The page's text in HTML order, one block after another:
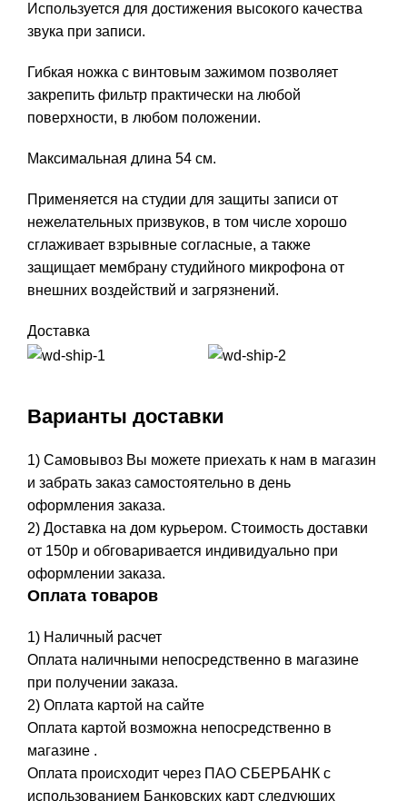
Используется для достижения высокого качества
звука при записи.
Гибкая ножка с винтовым зажимом позволяет
закрепить фильтр практически на любой
поверхности, в любом положении.
Максимальная длина 54 см.
Применяется на студии для защиты записи от
нежелательных призвуков, в том числе хорошо
сглаживает взрывные согласные, а также
защищает мембрану студийного микрофона от
внешних воздействий и загрязнений.
Доставка
Варианты доставки
1) Самовывоз Вы можете приехать к нам в магазин
и забрать заказ самостоятельно в день
оформления заказа.
2) Доставка на дом курьером. Стоимость доставки
от 150р и обговаривается индивидуально при
оформлении заказа.
Оплата товаров
1) Наличный расчет
Оплата наличными непосредственно в магазине
при получении заказа.
2) Оплата картой на сайте
Оплата картой возможна непосредственно в
магазине .
Оплата происходит через ПАО СБЕРБАНК с
использованием Банковских карт следующих